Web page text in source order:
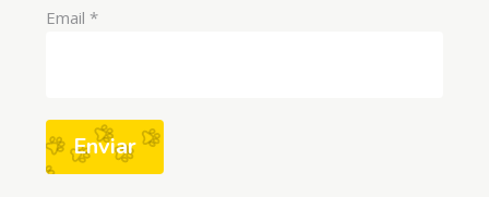
Email *